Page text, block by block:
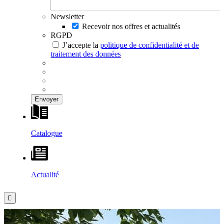
Newsletter
Recevoir nos offres et actualités
RGPD
J’accepte la politique de confidentialité et de
traitement des données
Catalogue
Actualité